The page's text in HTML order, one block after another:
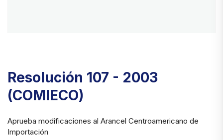
Resolución 107 - 2003
(COMIECO)
Aprueba modificaciones al Arancel Centroamericano de
Importación